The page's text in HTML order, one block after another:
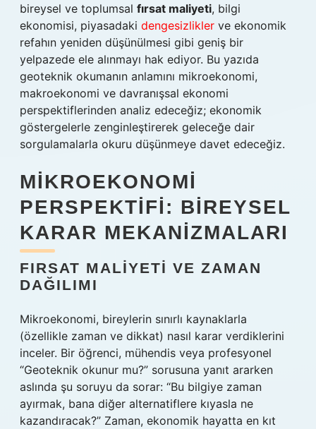
bireysel ve toplumsal fırsat maliyeti, bilgi
ekonomisi, piyasadaki dengesizlikler ve ekonomik
refahın yeniden düşünülmesi gibi geniş bir
yelpazede ele alınmayı hak ediyor. Bu yazıda
geoteknik okumanın anlamını mikroekonomi,
makroekonomi ve davranışsal ekonomi
perspektiflerinden analiz edeceğiz; ekonomik
göstergelerle zenginleştirerek geleceğe dair
sorgulamalarla okuru düşünmeye davet edeceğiz.
MIKROEKONOMI
PERSPEKTIFI: BIREYSEL
KARAR MEKANIZMALARI
FIRSAT MALIYETI VE ZAMAN
DAĞILIMI
Mikroekonomi, bireylerin sınırlı kaynaklarla
(özellikle zaman ve dikkat) nasıl karar verdiklerini
inceler. Bir öğrenci, mühendis veya profesyonel
“Geoteknik okunur mu?” sorusuna yanıt ararken
aslında şu soruyu da sorar: “Bu bilgiye zaman
ayırmak, bana diğer alternatiflere kıyasla ne
kazandıracak?” Zaman, ekonomik hayatta en kıt